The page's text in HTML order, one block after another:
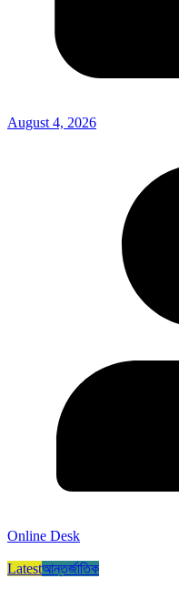
August 4, 2026
Online Desk
Latestআন্তর্জাতিক